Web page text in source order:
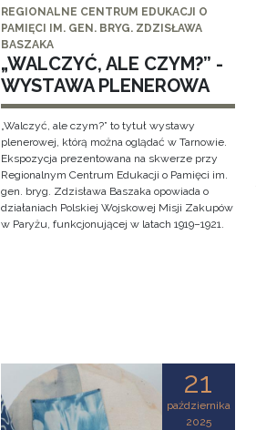
REGIONALNE CENTRUM EDUKACJI O
PAMIĘCI IM. GEN. BRYG. ZDZISŁAWA
BASZAKA
„WALCZYĆ, ALE CZYM?” -
WYSTAWA PLENEROWA
„Walczyć, ale czym?” to tytuł wystawy
plenerowej, którą można oglądać w Tarnowie.
Ekspozycja prezentowana na skwerze przy
Regionalnym Centrum Edukacji o Pamięci im.
gen. bryg. Zdzisława Baszaka opowiada o
działaniach Polskiej Wojskowej Misji Zakupów
w Paryżu, funkcjonującej w latach 1919–1921.
21
października
2025